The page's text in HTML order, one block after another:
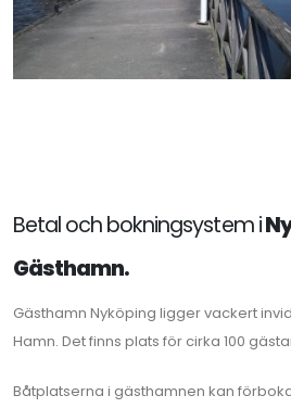
Betal och bokningsystem i
Gästhamn.
Gästhamn Nyköping ligger vackert
Hamn. Det finns plats för cirka 100
Båtplatserna i gästhamnen kan